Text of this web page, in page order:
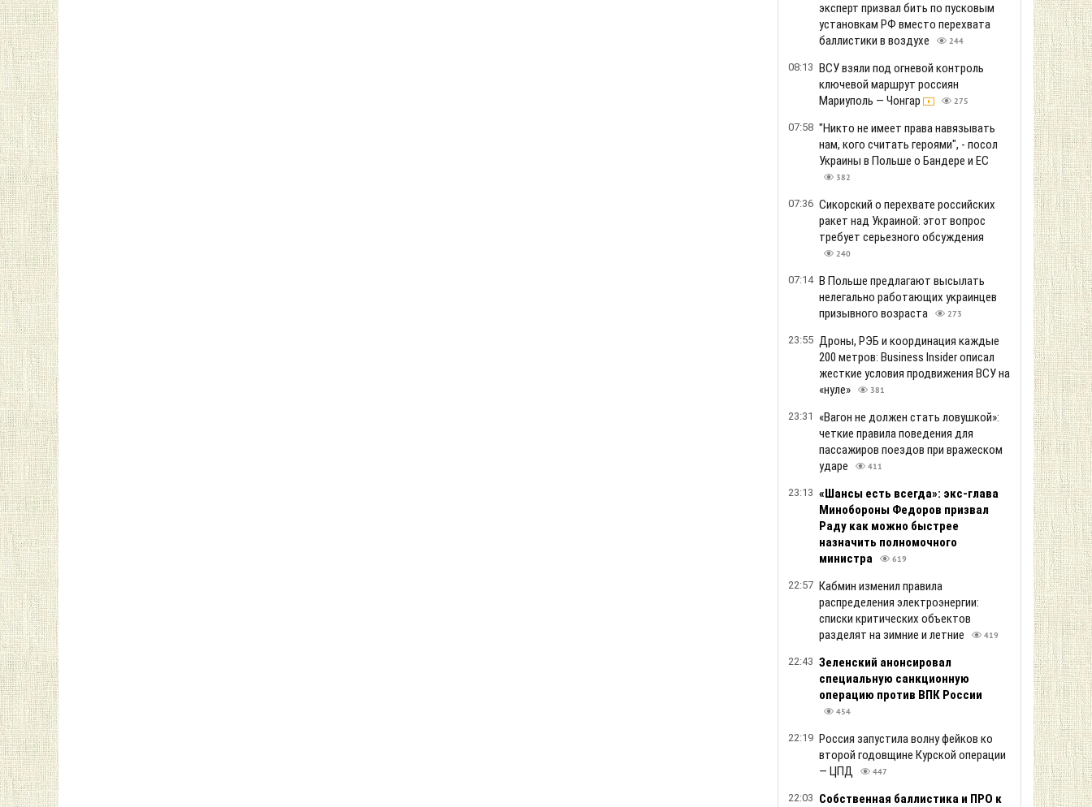
эксперт призвал бить по пусковым
установкам РФ вместо перехвата
баллистики в воздухе
244
08:13 ВСУ взяли под огневой контроль
ключевой маршрут россиян
Мариуполь — Чонгар
275
07:58 "Никто не имеет права навязывать
нам, кого считать героями", - посол
Украины в Польше о Бандере и ЕС
382
07:36 Сикорский о перехвате российских
ракет над Украиной: этот вопрос
требует серьезного обсуждения
240
07:14 В Польше предлагают высылать
нелегально работающих украинцев
призывного возраста
273
23:55 Дроны, РЭБ и координация каждые
200 метров: Business Insider описал
жесткие условия продвижения ВСУ на
«нуле»
381
23:31
«Вагон не должен стать ловушкой»:
четкие правила поведения для
пассажиров поездов при вражеском
ударе
411
23:13 «Шансы есть всегда»: экс-глава
Минобороны Федоров призвал
Раду как можно быстрее
назначить полномочного
министра
619
22:57 Кабмин изменил правила
распределения электроэнергии:
списки критических объектов
разделят на зимние и летние
419
22:43 Зеленский анонсировал
специальную санкционную
операцию против ВПК России
454
22:19 Россия запустила волну фейков ко
второй годовщине Курской операции
— ЦПД
447
22:03 Собственная баллистика и ПРО к